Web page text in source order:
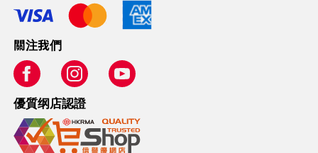
關注我們
優質纲店認證